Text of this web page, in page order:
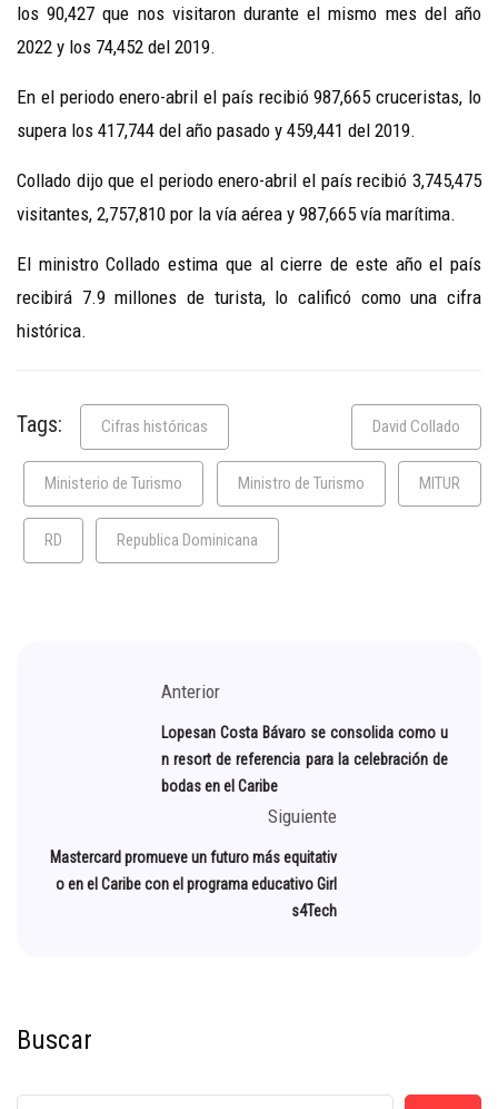
los 90,427 que nos visitaron durante el mismo mes del año
2022 y los 74,452 del 2019.
En el periodo enero-abril el país recibió 987,665 cruceristas, lo
supera los 417,744 del año pasado y 459,441 del 2019.
Collado dijo que el periodo enero-abril el país recibió 3,745,475
visitantes, 2,757,810 por la vía aérea y 987,665 vía marítima.
El ministro Collado estima que al cierre de este año el país
recibirá 7.9 millones de turista, lo calificó como una cifra
histórica.
Tags: Cifras históricas David Collado
Ministerio de Turismo Ministro de Turismo MITUR
RD Republica Dominicana
Anterior
Lopesan Costa Bávaro se consolida como u
n resort de referencia para la celebración de
bodas en el Caribe
Siguiente
Mastercard promueve un futuro más equitativ
o en el Caribe con el programa educativo Girl
s4Tech
Buscar